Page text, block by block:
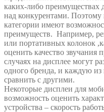
каких-либо преимуществах
над конкурентами.
категории имеют
преимуществ. Например,
или портативных колонок
оценить качество звучания
случаях на дисплее могут
одного бренда, и каждую
сравнить с другими.
Некоторые дисплеи для
возможность оценить
устройства – скорость